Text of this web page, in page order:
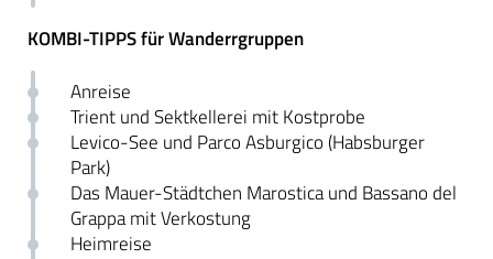
KOMBI-TIPPS für Wanderrgruppen
Anreise
Trient und Sektkellerei mit Kostprobe
Levico-See und Parco Asburgico (Habsburger
Park)
Das Mauer-Städtchen Marostica und Bassano del
Grappa mit Verkostung
Heimreise